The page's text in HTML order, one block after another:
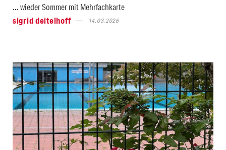
... wieder Sommer mit Mehrfachkarte
sigrid deitelhoff
14.03.2026